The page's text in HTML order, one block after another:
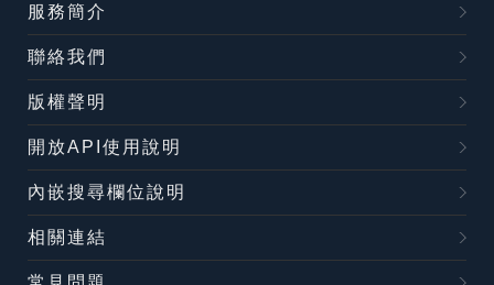
服務簡介
聯絡我們
版權聲明
開放API使用說明
內嵌搜尋欄位說明
相關連結